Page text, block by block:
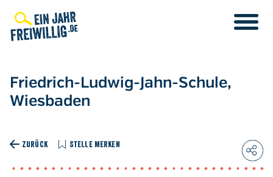
zum
Inhalt
Friedrich-Ludwig-Jahn-Schule,
Wiesbaden
ZURÜCK STELLE MERKEN